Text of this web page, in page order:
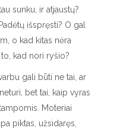
sunku, ir atjaustų?
išspręsti? O gal
o kad kitas nėra
kad nori ryšio?
gali būti ne tai, ar
bet tai, kaip vyras
Moteriai
piktas, užsidaręs,